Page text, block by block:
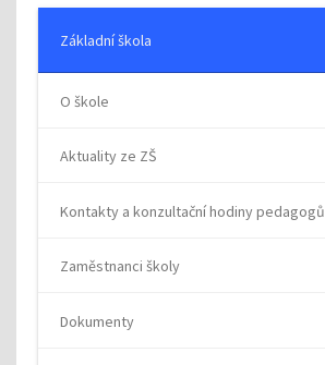
Základní škola
O škole
Aktuality ze ZŠ
Kontakty a konzultační hodiny pedagogů
Zaměstnanci školy
Dokumenty